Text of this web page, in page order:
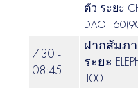
ตัว ระยะ
DAO
7:30 -
08:45
ฝากสัมภ
ระยะ
100